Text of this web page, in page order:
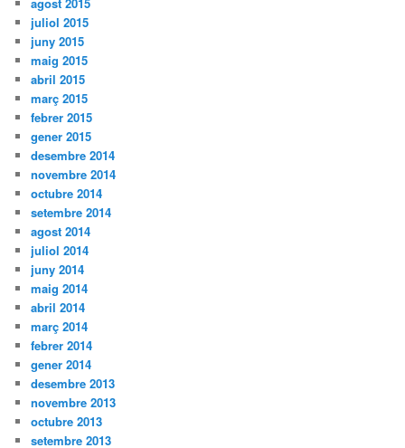
juliol 2015
juny 2015
maig 2015
abril 2015
març 2015
febrer 2015
gener 2015
desembre 2014
novembre 2014
octubre 2014
setembre 2014
agost 2014
juliol 2014
juny 2014
maig 2014
abril 2014
març 2014
febrer 2014
gener 2014
desembre 2013
novembre 2013
octubre 2013
setembre 2013